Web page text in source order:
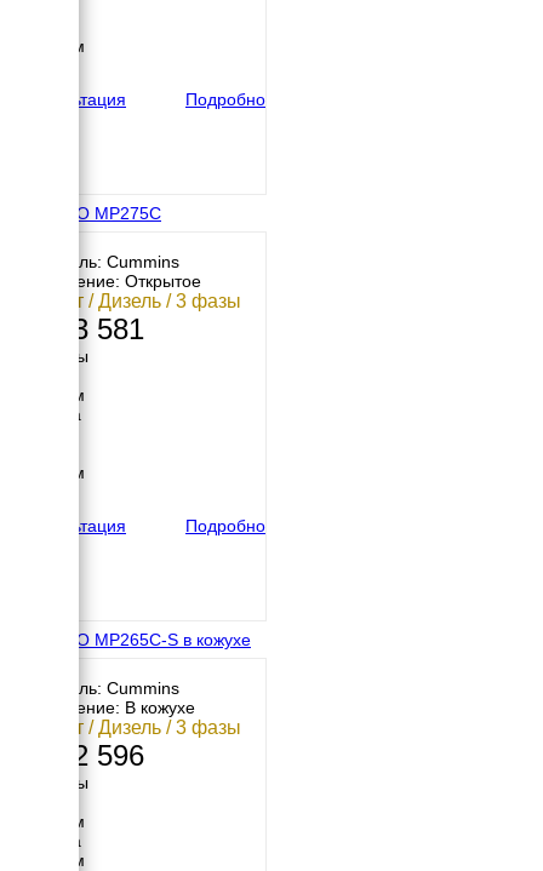
1780 мм
Консультация
Подробно
ENERGO MP275C
Двигатель: Cummins
Исполнение: Открытое
200 кВт / Дизель / 3 фазы
2 293 581
Размеры
2550 мм
Ширина
1780 мм
Консультация
Подробно
ENERGO MP265C-S в кожухе
Двигатель: Cummins
Исполнение: В кожухе
200 кВт / Дизель / 3 фазы
2 472 596
Размеры
3520 мм
Ширина
1220 мм